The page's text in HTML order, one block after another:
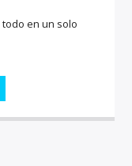
en un solo